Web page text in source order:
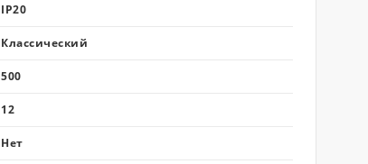
IP20
Классический
500
12
Нет